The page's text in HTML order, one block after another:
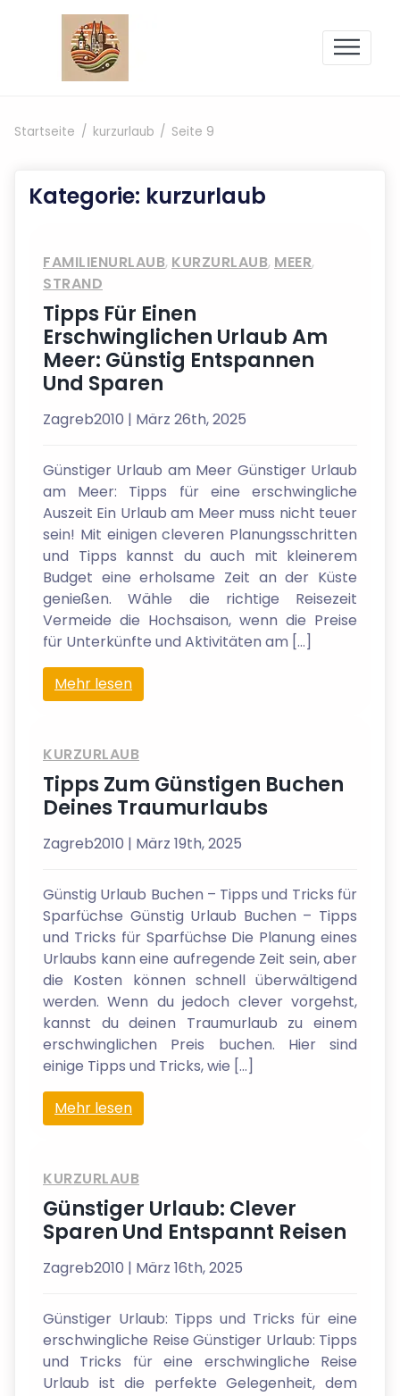
Zum Inhalt springen
Startseite kurzurlaub Seite 9
Kategorie: kurzurlaub
FAMILIENURLAUB, KURZURLAUB, MEER,
STRAND
Tipps Für Einen
Erschwinglichen Urlaub Am
Meer: Günstig Entspannen
Und Sparen
Zagreb2010 | März 26th, 2025
Günstiger Urlaub am Meer Günstiger Urlaub
am Meer: Tipps für eine erschwingliche
Auszeit Ein Urlaub am Meer muss nicht teuer
sein! Mit einigen cleveren Planungsschritten
und Tipps kannst du auch mit kleinerem
Budget eine erholsame Zeit an der Küste
genießen. Wähle die richtige Reisezeit
Vermeide die Hochsaison, wenn die Preise
für Unterkünfte und Aktivitäten am […]
Mehr lesen
KURZURLAUB
Tipps Zum Günstigen Buchen
Deines Traumurlaubs
Zagreb2010 | März 19th, 2025
Günstig Urlaub Buchen – Tipps und Tricks für
Sparfüchse Günstig Urlaub Buchen – Tipps
und Tricks für Sparfüchse Die Planung eines
Urlaubs kann eine aufregende Zeit sein, aber
die Kosten können schnell überwältigend
werden. Wenn du jedoch clever vorgehst,
kannst du deinen Traumurlaub zu einem
erschwinglichen Preis buchen. Hier sind
einige Tipps und Tricks, wie […]
Mehr lesen
KURZURLAUB
Günstiger Urlaub: Clever
Sparen Und Entspannt Reisen
Zagreb2010 | März 16th, 2025
Günstiger Urlaub: Tipps und Tricks für eine
erschwingliche Reise Günstiger Urlaub: Tipps
und Tricks für eine erschwingliche Reise
Urlaub ist die perfekte Gelegenheit, dem